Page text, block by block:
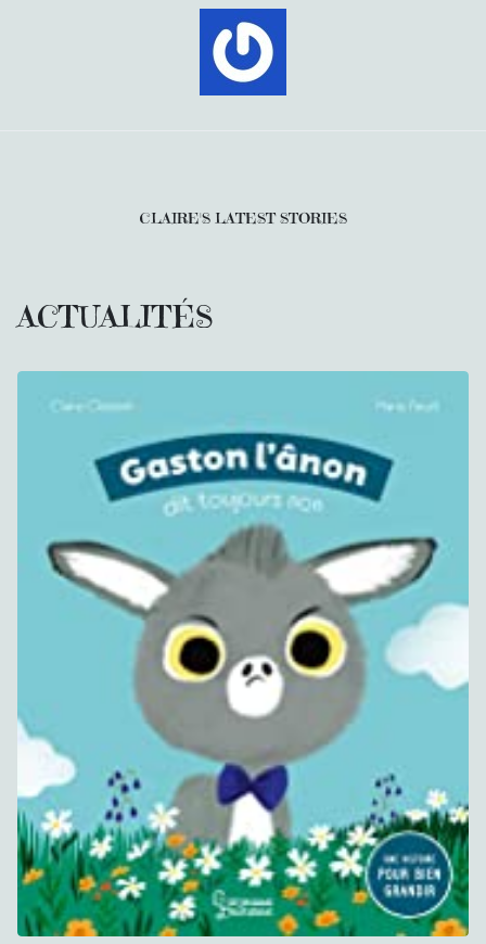
CLAIRE'S LATEST STORIES
ACTUALITÉS